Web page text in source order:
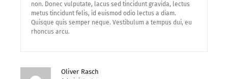
non. Donec vulputate, lacus sed tincidunt gravida, lectus
metus tincidunt felis, id euismod odio lectus a diam.
Quisque quis semper neque. Vestibulum a tempus dui, eu
rhoncus arcu.
Oliver Rasch